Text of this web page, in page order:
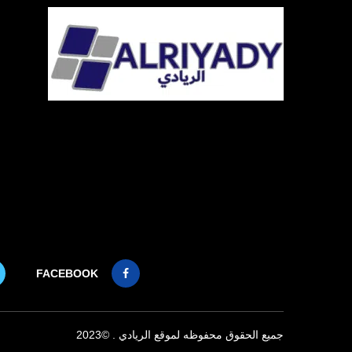
FACEBOOK
جميع الحقوق محفوظه لموقع الريادي . ©2023